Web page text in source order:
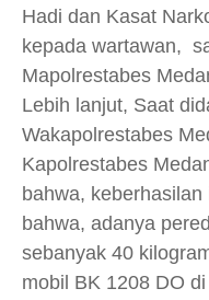
Hadi dan Kasat
kepada wartawan,
Mapolrestabes
Lebih lanjut, Saat
Wakapolrestabes
Kapolrestabes
bahwa, keberhasilan
bahwa, adanya
sebanyak 40
mobil BK 1208 DO